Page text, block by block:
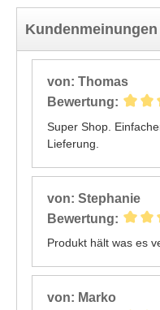
von: Thomas
Bewertung:
Super Shop.
Lieferung.
von: Stephanie
Bewertung:
Produkt hält was es
von: Marko